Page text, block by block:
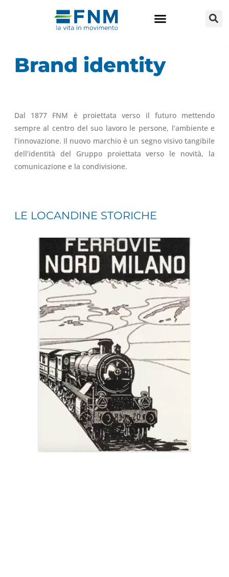
Brand identity
Dal 1877 FNM è proiettata verso il futuro mettendo
sempre al centro del suo lavoro le persone, l’ambiente e
l’innovazione. Il nuovo marchio è un segno visivo tangibile
dell’identità del Gruppo proiettata verso le novità, la
comunicazione e la condivisione.
LE LOCANDINE STORICHE